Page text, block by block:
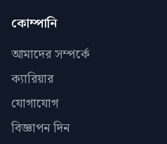
কোম্পানি
আমাদের সম্পর্কে
ক্যারিয়ার
যোগাযোগ
বিজ্ঞাপন দিন